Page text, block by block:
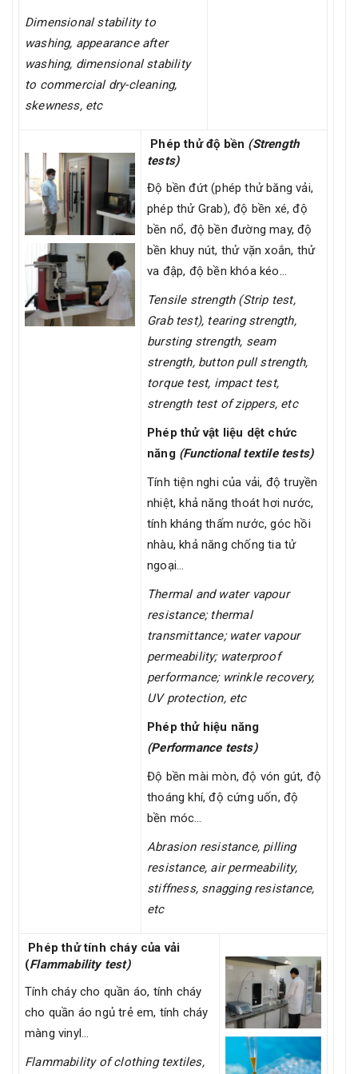
Dimensional stability to
washing, appearance after
washing, dimensional stability
to commercial dry-cleaning,
skewness, etc
Phép thử độ bền (Strength
tests)
Độ bền đứt (phép thử băng vải,
phép thử Grab), độ bền xé, độ
bền nổ, độ bền đường may, độ
bền khuy nút, thử vặn xoắn, thử
va đập, độ bền khóa kéo…
Tensile strength (Strip test,
Grab test), tearing strength,
bursting strength, seam
strength, button pull strength,
torque test, impact test,
strength test of zippers, etc
Phép thử vật liệu dệt chức
năng (Functional textile tests)
Tính tiện nghi của vải, độ truyền
nhiệt, khả năng thoát hơi nước,
tính kháng thấm nước, góc hồi
nhàu, khả năng chống tia tử
ngoại…
Thermal and water vapour
resistance; thermal
transmittance; water vapour
permeability; waterproof
performance; wrinkle recovery,
UV protection, etc
Phép thử hiệu năng
(Performance tests)
Độ bền mài mòn, độ vón gút, độ
thoáng khí, độ cứng uốn, độ
bền móc…
Abrasion resistance, pilling
resistance, air permeability,
stiffness, snagging resistance,
etc
Phép thử tính cháy của vải
(Flammability test)
Tính cháy cho quần áo, tính cháy
cho quần áo ngủ trẻ em, tính cháy
màng vinyl…
Flammability of clothing textiles,